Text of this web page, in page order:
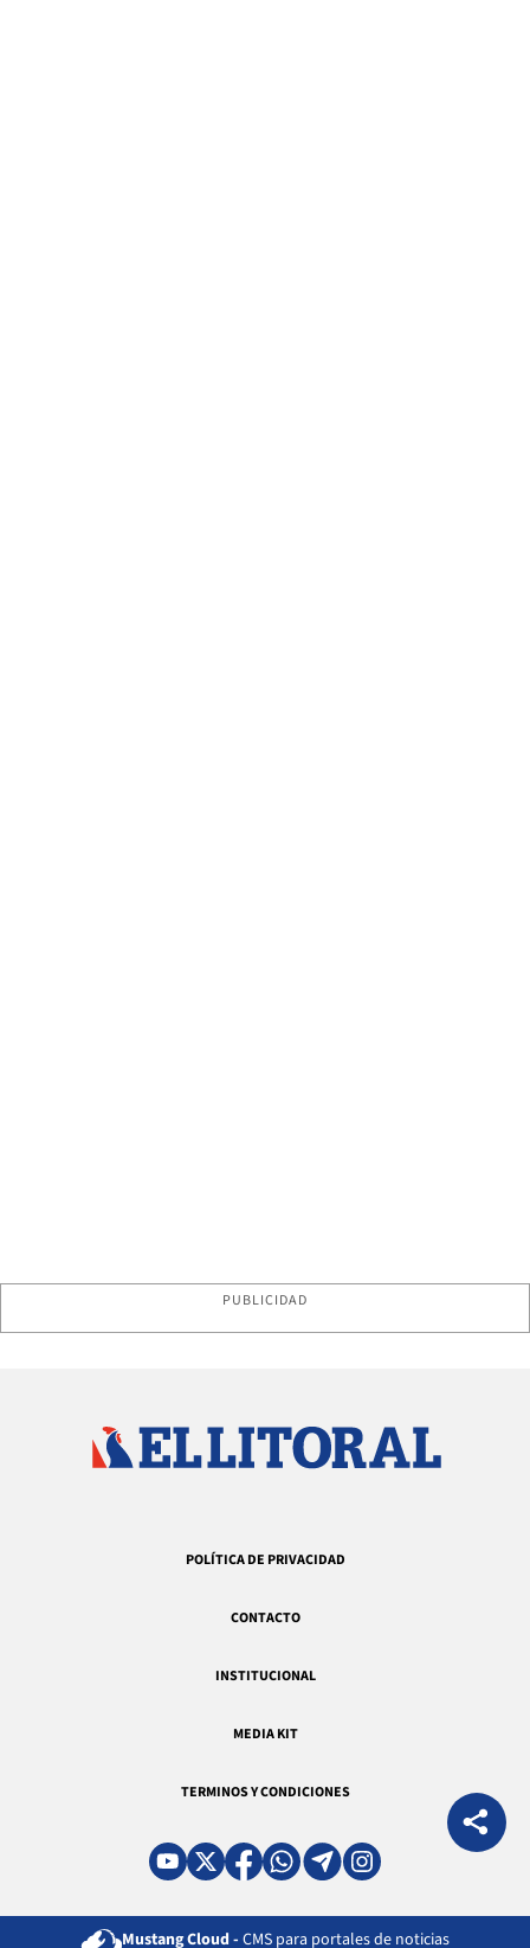
PUBLICIDAD
POLÍTICA DE PRIVACIDAD
CONTACTO
INSTITUCIONAL
MEDIA KIT
TERMINOS Y CONDICIONES
Mustang Cloud - CMS para portales de noticias